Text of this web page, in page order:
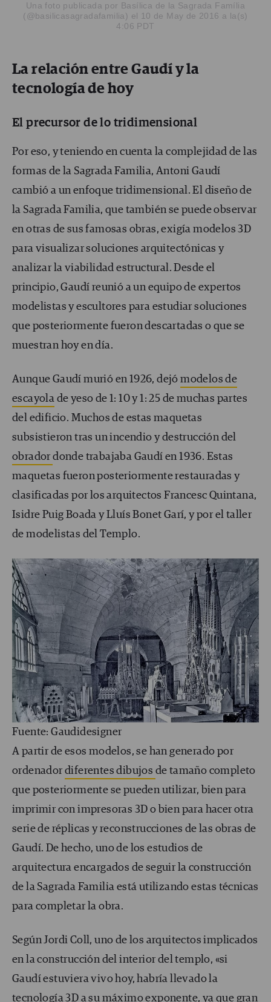
Una foto publicada por Basílica de la Sagrada Família
(@basilicasagradafamilia) el 10 de May de 2016 a la(s)
4:06 PDT
La relación entre Gaudí y la
tecnología de hoy
El precursor de lo tridimensional
Por eso, y teniendo en cuenta la complejidad de las
formas de la Sagrada Familia, Antoni Gaudí
cambió a un enfoque tridimensional. El diseño de
la Sagrada Familia, que también se puede observar
en otras de sus famosas obras, exigía modelos 3D
para visualizar soluciones arquitectónicas y
analizar la viabilidad estructural. Desde el
principio, Gaudí reunió a un equipo de expertos
modelistas y escultores para estudiar soluciones
que posteriormente fueron descartadas o que se
muestran hoy en día.
Aunque Gaudí murió en 1926, dejómodelos de
escayola de yeso de 1: 10 y 1: 25 de muchas partes
del edificio. Muchos de estas maquetas
subsistieron tras un incendio y destrucción del
obradordonde trabajaba Gaudí en 1936. Estas
maquetas fueron posteriormente restauradas y
clasificadas por los arquitectos Francesc Quintana,
Isidre Puig Boada y Lluís Bonet Garí, y por el taller
de modelistas del Templo.
Fuente: Gaudidesigner
A partir de esos modelos, se han generado por
ordenadordiferentes dibujos de tamaño completo
que posteriormente se pueden utilizar, bien para
imprimir con impresoras 3D o bien para hacer otra
serie de réplicas y reconstrucciones de las obras de
Gaudí. De hecho, uno de los estudios de
arquitectura encargados de seguir la construcción
de la Sagrada Familia está utilizando estas técnicas
para completar la obra.
Según Jordi Coll, uno de los arquitectos implicados
en la construcción del interior del templo, «si
Gaudí estuviera vivo hoy, habría llevado la
tecnología 3D a su máximo exponente, ya que gran